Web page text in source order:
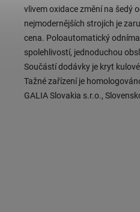
vlivem oxidace změní na šedý
nejmodernějších strojích je
cena. Poloautomatický
spolehlivostí, jednoduchou
Součástí dodávky je kryt
Tažné zařízení je
GALIA Slovakia s.r.o.,